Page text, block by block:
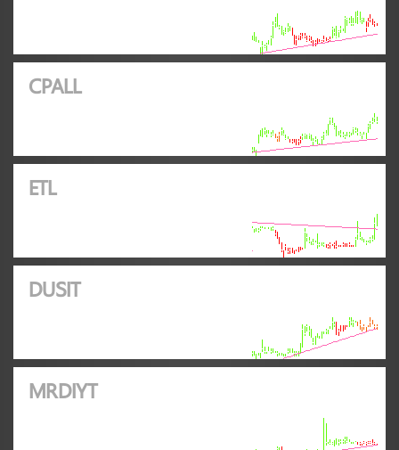
CPALL
ETL
DUSIT
MRDIYT